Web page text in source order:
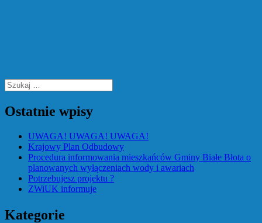
Szukaj:
Ostatnie wpisy
UWAGA! UWAGA! UWAGA!
Krajowy Plan Odbudowy
Procedura informowania mieszkańców Gminy Białe Błota o
planowanych wyłączeniach wody i awariach
Potrzebujesz projektu ?
ZWiUK informuje
Kategorie